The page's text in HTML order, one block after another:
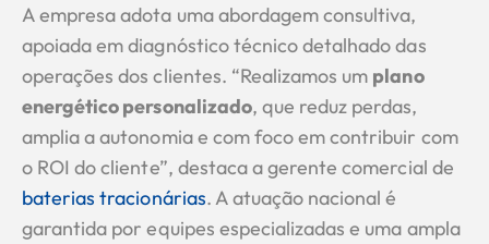
A empresa adota uma abordagem consultiva,
apoiada em diagnóstico técnico detalhado das
operações dos clientes. “Realizamos um plano
energético personalizado, que reduz perdas,
amplia a autonomia e com foco em contribuir com
o ROI do cliente”, destaca a gerente comercial de
baterias tracionárias. A atuação nacional é
garantida por equipes especializadas e uma ampla